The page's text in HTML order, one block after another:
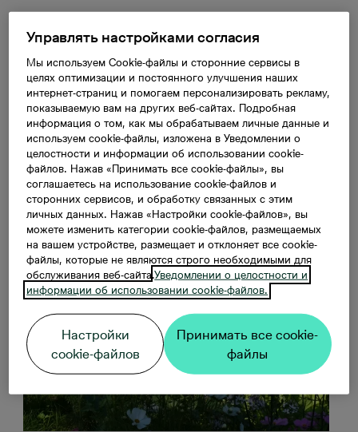
Прекрасные летние цветы появляются в период,
зимостойких и луковичных растений весной, а
цветения лилий и роз нужно подождать до
середины лета. Именно поэтому летние цветы
своими яркими, выразительными красками
оживляют любой сад.
Что такое летние цветы?
Управлять настройками согласия
Мы используем Cookie-файлы и сторонние сервисы в
целях оптимизации и постоянного улучшения наших
интернет-страниц и помогаем персонализировать рекламу,
показываемую вам на других веб-сайтах. Подробная
информация о том, как мы обрабатываем личные данные и
используем cookie-файлы, изложена в Уведомлении о
целостности и информации об использовании cookie-
файлов. Нажав «Принимать все cookie-файлы», вы
соглашаетесь на использование cookie-файлов и
сторонних сервисов, и обработку связанных с этим
личных данных. Нажав «Настройки cookie-файлов», вы
можете изменить категории cookie-файлов, размещаемых
на вашем устройстве, размещает и отклоняет все cookie-
файлы, которые не являются строго необходимыми для
обслуживания веб-сайта.Уведомлении о целостности и
информации об использовании cookie-файлов.
Настройки
cookie-файлов
Принимать все cookie-
файлы